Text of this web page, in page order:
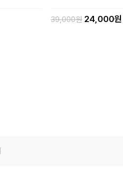
39,000원 24,000원